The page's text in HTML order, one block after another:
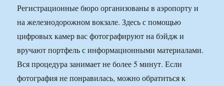
Регистрационные бюро организованы в аэропорту и
на железнодорожном вокзале. Здесь с помощью
цифровых камер вас фотографируют на бэйдж и
вручают портфель с информационными материалами.
Вся процедура занимает не более 5 минут. Если
фотография не понравилась, можно обратиться к